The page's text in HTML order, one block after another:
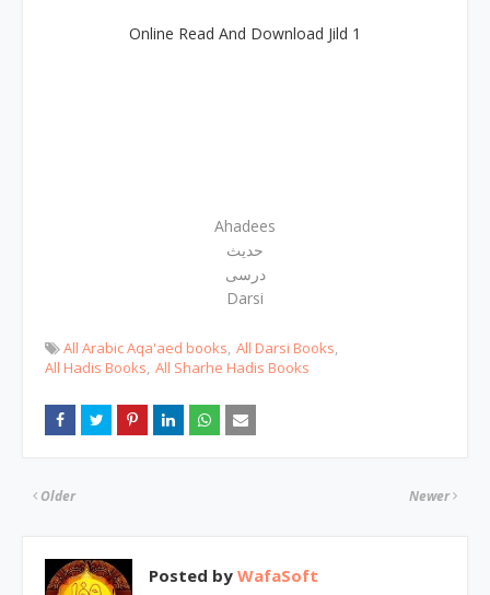
Online Read And Download Jild 1
Ahadees
حدیث
درسی
Darsi
All Arabic Aqa'aed books All Darsi Books
All Hadis Books All Sharhe Hadis Books
Newer
Older
Posted by WafaSoft